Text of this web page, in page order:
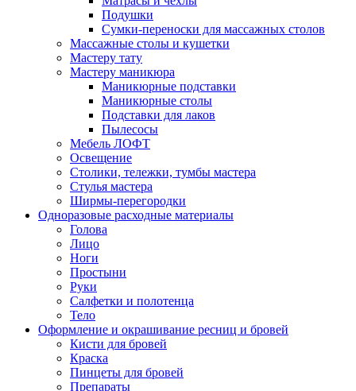
Подушки
Сумки-переноски для массажных столов
Массажные столы и кушетки
Мастеру тату
Мастеру маникюра
Маникюрные подставки
Маникюрные столы
Подставки для лаков
Пылесосы
Мебель ЛОФТ
Освещение
Столики, тележки, тумбы мастера
Стулья мастера
Ширмы-перегородки
Одноразовые расходные материалы
Голова
Лицо
Ноги
Простыни
Руки
Салфетки и полотенца
Тело
Оформление и окрашивание ресниц и бровей
Кисти для бровей
Краска
Пинцеты для бровей
Препараты